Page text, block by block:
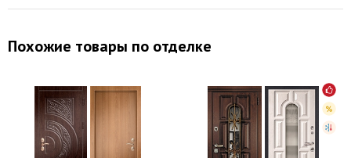
Похожие товары по отделке